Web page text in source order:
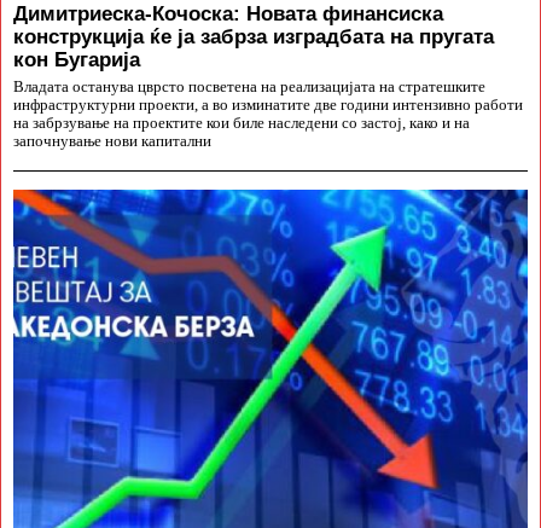
Димитриеска-Кочоска: Новата финансиска
конструкција ќе ја забрза изградбата на пругата
кон Бугарија
Владата останува цврсто посветена на реализацијата на стратешките
инфраструктурни проекти, а во изминатите две години интензивно работи
на забрзување на проектите кои биле наследени со застој, како и на
започнување нови капитални